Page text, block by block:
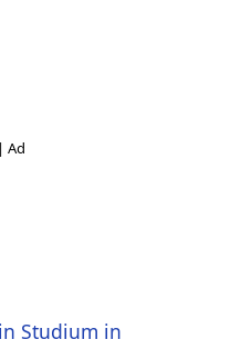
Studium in